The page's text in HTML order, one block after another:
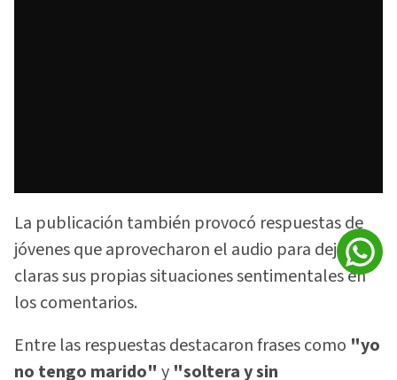
La publicación también provocó respuestas de
jóvenes que aprovecharon el audio para dejar
claras sus propias situaciones sentimentales en
los comentarios.
Entre las respuestas destacaron frases como "yo
no tengo marido" y "soltera y sin